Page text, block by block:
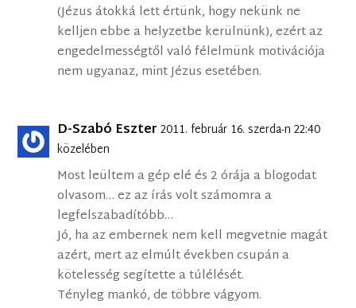
(Jézus átokká lett értünk, hogy nekünk ne
kelljen ebbe a helyzetbe kerülnünk), ezért az
engedelmességtől való félelmünk motivációja
nem ugyanaz, mint Jézus esetében.
D-Szabó Eszter 2011. február 16. szerda-n 22:40
közelében
Most leültem a gép elé és 2 órája a blogodat
olvasom… ez az írás volt számomra a
legfelszabadítóbb…
Jó, ha az embernek nem kell megvetnie magát
azért, mert az elmúlt években csupán a
kötelesség segítette a túlélését.
Tényleg mankó, de többre vágyom.